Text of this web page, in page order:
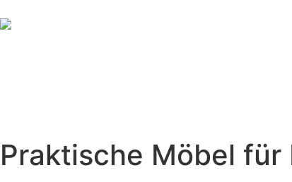
Praktische Möbel für